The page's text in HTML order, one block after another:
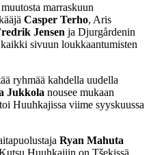
marraskuun
Casper Terho, Aris
Jensen ja Djurgårdenin
sivuun loukkaantumisten
ryhmää kahdella uudella
Jukkola nousee mukaan
Huuhkajissa viime syyskuussa
Ryan Mahuta
Huuhkajiin on Tšekissä